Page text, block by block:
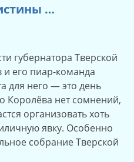
…
губернатора Тверской
и его пиар-команда
для него — это день
Королёва нет сомнений,
организовать хоть
явку. Особенно
собрание Тверской